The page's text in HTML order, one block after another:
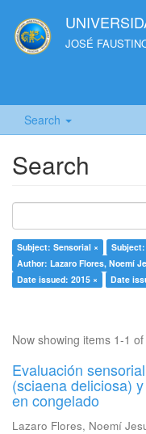
JOSÉ
Search
Search
Subject: Sensorial ×
Author: Lazaro Flores, Noemí
Date issued: 2015 ×
Date
Now showing items 1-1 of
Evaluación
(sciaena deliciosa)
en congelado
Lazaro Flores, Noemí